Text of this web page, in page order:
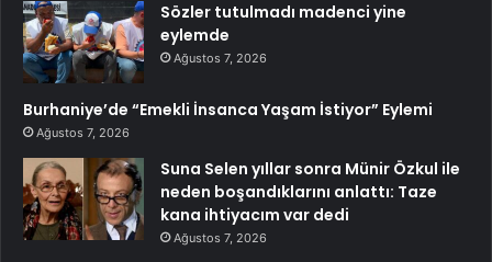
Sözler tutulmadı madenci yine
eylemde
Ağustos 7, 2026
Burhaniye’de “Emekli İnsanca Yaşam İstiyor” Eylemi
Ağustos 7, 2026
Suna Selen yıllar sonra Münir Özkul ile
neden boşandıklarını anlattı: Taze
kana ihtiyacım var dedi
Ağustos 7, 2026